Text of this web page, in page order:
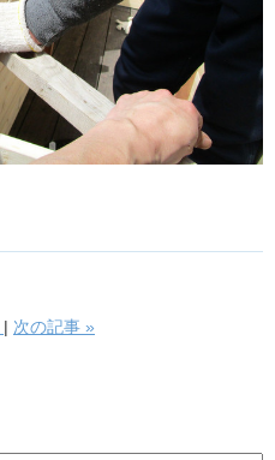
次の記事 »